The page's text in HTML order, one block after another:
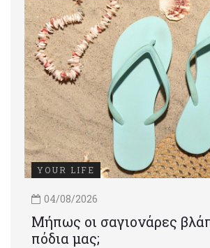
YOUR LIFE
04/08/2026
Μήπως οι σαγιονάρες
πόδια μας;